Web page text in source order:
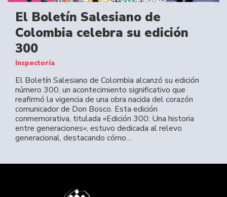
El Boletín Salesiano de
Colombia celebra su edición
300
Inspectoría
El Boletín Salesiano de Colombia alcanzó su edición
número 300, un acontecimiento significativo que
reafirmó la vigencia de una obra nacida del corazón
comunicador de Don Bosco. Esta edición
conmemorativa, titulada «Edición 300: Una historia
entre generaciones«, estuvo dedicada al relevo
generacional, destacando cómo…